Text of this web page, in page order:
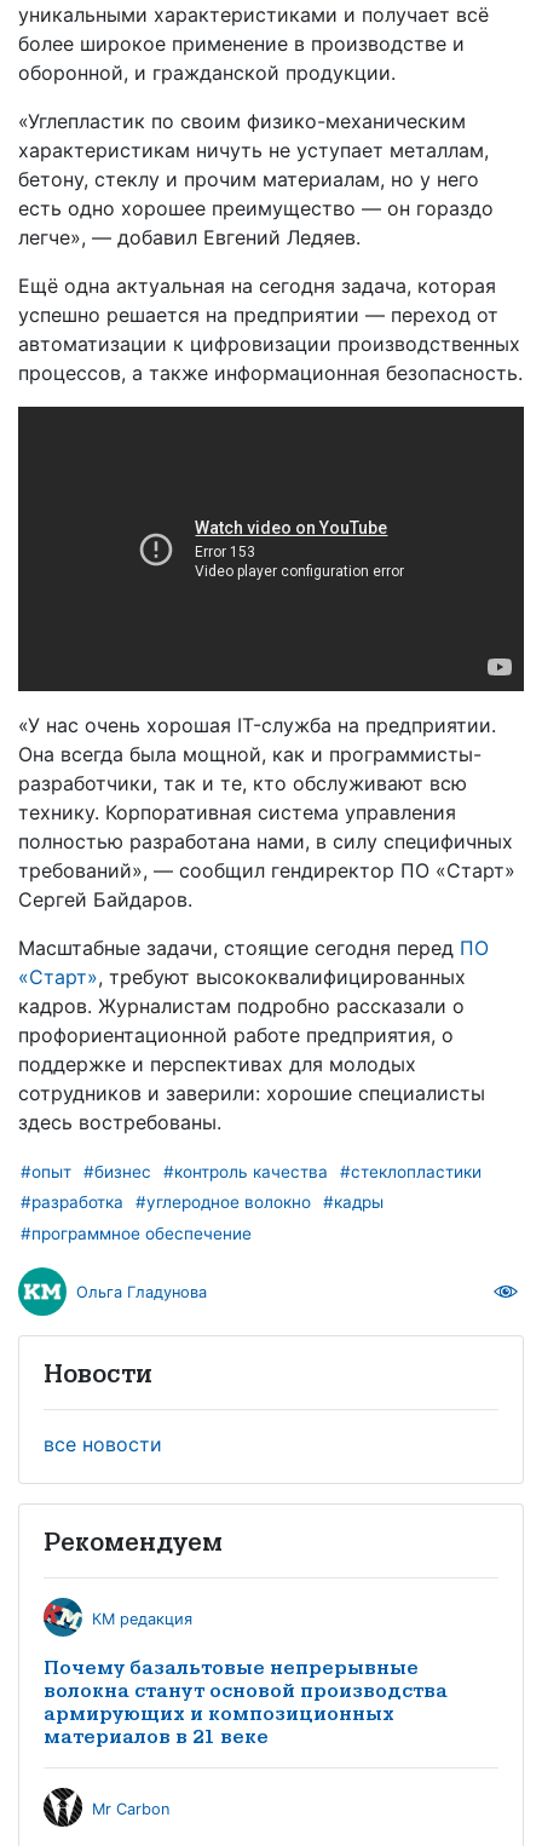
уникальными характеристиками и получает всё
более широкое применение в производстве и
оборонной, и гражданской продукции.
«Углепластик по своим физико-механическим
характеристикам ничуть не уступает металлам,
бетону, стеклу и прочим материалам, но у него
есть одно хорошее преимущество — он гораздо
легче», — добавил Евгений Ледяев.
Ещё одна актуальная на сегодня задача, которая
успешно решается на предприятии — переход от
автоматизации к цифровизации производственных
процессов, а также информационная безопасность.
«У нас очень хорошая IT-служба на предприятии.
Она всегда была мощной, как и программисты-
разработчики, так и те, кто обслуживают всю
технику. Корпоративная система управления
полностью разработана нами, в силу специфичных
требований», — сообщил гендиректор ПО «Старт»
Сергей Байдаров.
Масштабные задачи, стоящие сегодня перед ПО
«Старт», требуют высококвалифицированных
кадров. Журналистам подробно рассказали о
профориентационной работе предприятия, о
поддержке и перспективах для молодых
сотрудников и заверили: хорошие специалисты
здесь востребованы.
#опыт #бизнес #контроль качества
#стеклопластики
#разработка
#углеродное волокно
#кадры
#программное обеспечение
Ольга Гладунова
Новости
все новости
Рекомендуем
КМ редакция
Почему базальтовые непрерывные
волокна станут основой производства
армирующих и композиционных
материалов в 21 веке
Mr Carbon